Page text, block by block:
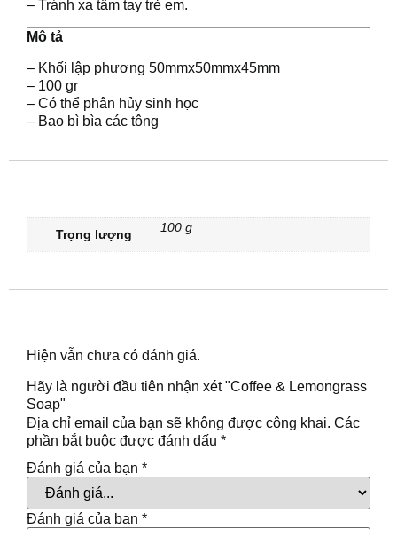
– Tránh xa tầm tay trẻ em.
Mô tả
– Khối lập phương 50mmx50mmx45mm
– 100 gr
– Có thể phân hủy sinh học
– Bao bì bìa các tông
Trọng lượng 100 g
Hiện vẫn chưa có đánh giá.
Hãy là người đầu tiên nhận xét "Coffee & Lemongrass
Soap"
Địa chỉ email của bạn sẽ không được công khai. Các
phần bắt buộc được đánh dấu *
Đánh giá của bạn *
Đánh giá của bạn *